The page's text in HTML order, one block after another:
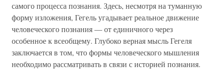
самого процесса познания. Здесь, несмотря на туманную
форму изложения, Гегель угадывает реальное движение
человеческого познания — от единичного через
особенное к всеобщему. Глубоко верная мысль Гегеля
заключается в том, что формы человеческого мышления
необходимо рассматривать в связи с историей познания.